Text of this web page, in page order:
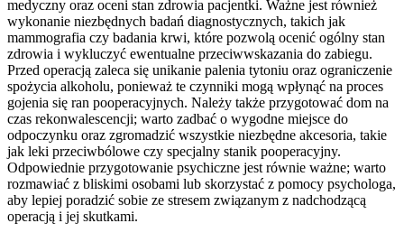
medyczny oraz oceni stan zdrowia pacjentki. Ważne jest również
wykonanie niezbędnych badań diagnostycznych, takich jak
mammografia czy badania krwi, które pozwolą ocenić ogólny stan
zdrowia i wykluczyć ewentualne przeciwwskazania do zabiegu.
Przed operacją zaleca się unikanie palenia tytoniu oraz ograniczenie
spożycia alkoholu, ponieważ te czynniki mogą wpłynąć na proces
gojenia się ran pooperacyjnych. Należy także przygotować dom na
czas rekonwalescencji; warto zadbać o wygodne miejsce do
odpoczynku oraz zgromadzić wszystkie niezbędne akcesoria, takie
jak leki przeciwbólowe czy specjalny stanik pooperacyjny.
Odpowiednie przygotowanie psychiczne jest równie ważne; warto
rozmawiać z bliskimi osobami lub skorzystać z pomocy psychologa,
aby lepiej poradzić sobie ze stresem związanym z nadchodzącą
operacją i jej skutkami.